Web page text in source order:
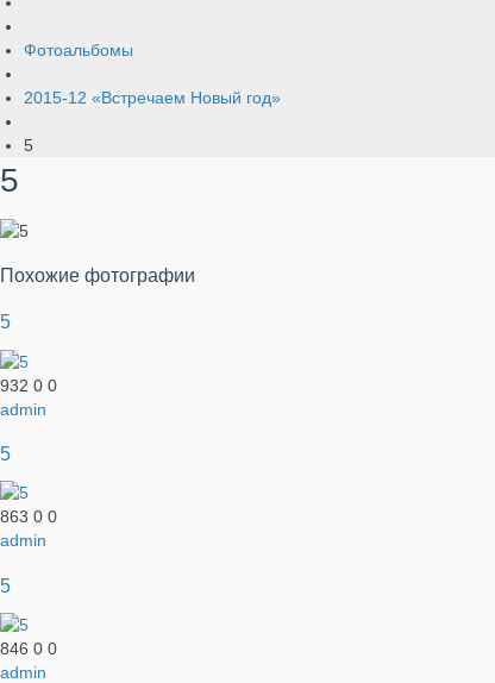
Фотоальбомы
2015-12 «Встречаем Новый год»
5
5
Похожие фотографии
5
932 0 0
admin
5
863 0 0
admin
5
846 0 0
admin